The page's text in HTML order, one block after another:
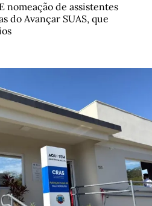
nomeação de assistentes
do Avançar SUAS, que